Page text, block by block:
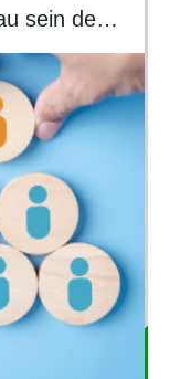
sein de
les
santé des
satellitaire.